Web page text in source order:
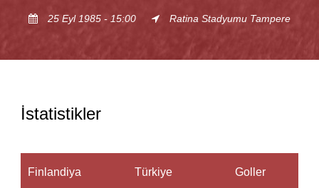
25 Eyl 1985 - 15:00 Ratina Stadyumu Tampere
İstatistikler
Finlandiya Türkiye Goller